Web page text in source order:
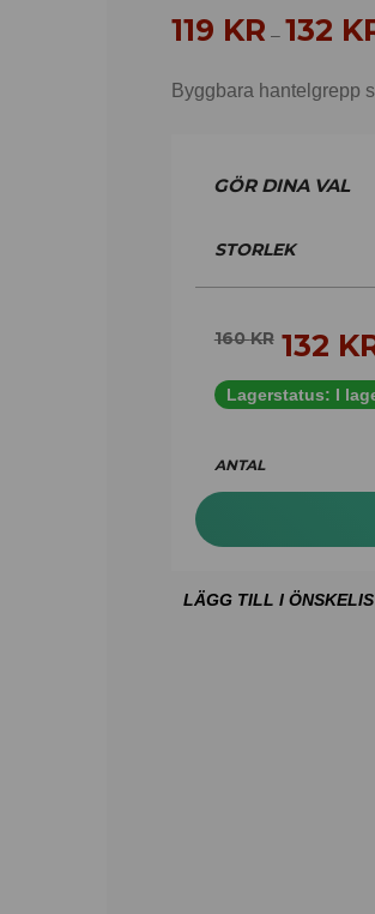
av 5 baserat på
119 KR – 132
Byggbara hantelgrepp
STORLEK
160KR 132
Lagerstatus: I
ANTAL